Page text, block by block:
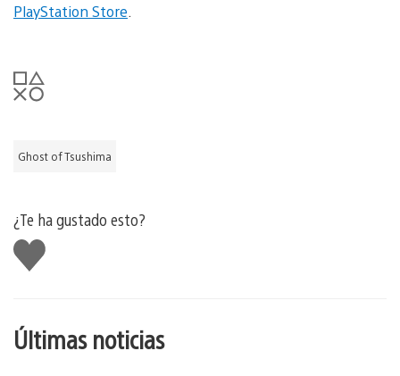
PlayStation Store
Ghost of Tsushima
¿Te ha gustado esto?
Me
gusta
esto
Últimas noticias